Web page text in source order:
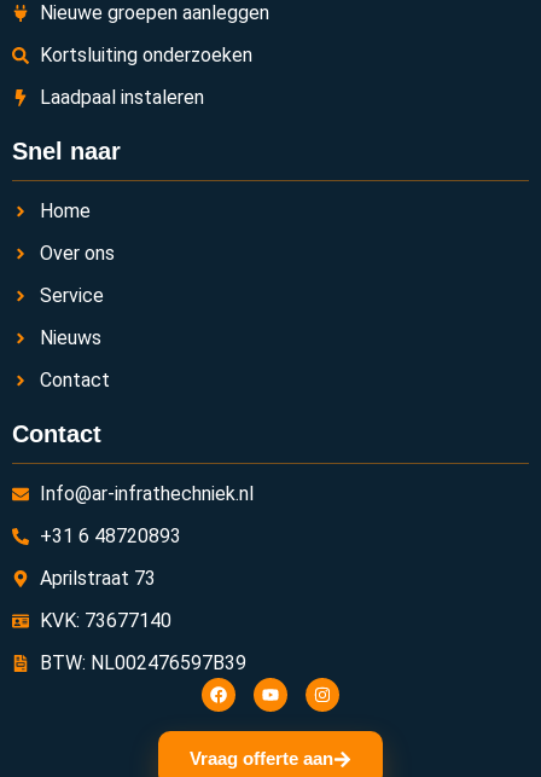
Nieuwe groepen aanleggen
Kortsluiting onderzoeken
Laadpaal instaleren
Snel naar
Home
Over ons
Service
Nieuws
Contact
Contact
Info@ar-infrathechniek.nl
+31 6 48720893
Aprilstraat 73
KVK: 73677140
BTW: NL002476597B39
Vraag offerte aan